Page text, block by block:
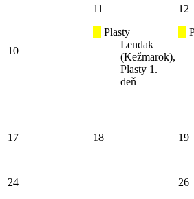
10
11
Plasty
Lendak
(Kežmarok),
Plasty 1.
deň
12
17 18 19
24
26